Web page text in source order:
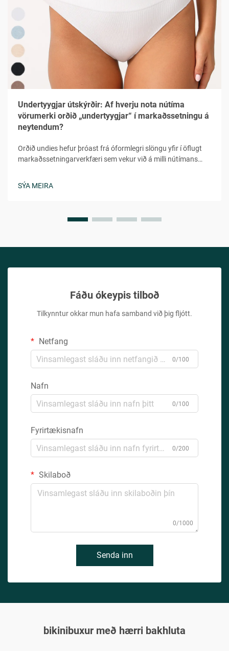
Undertyygjar útskýrðir: Af hverju nota nútíma
vörumerki orðið „undertyygjar“ í markaðssetningu á
neytendum?
Orðið undies hefur þróast frá óformlegri slöngu yfir í öflugt
markaðssetningarverkfæri sem vekur við á milli nútímans
persónulega orð veitir tilfinninguna fyrir hversdagsleit,
SÝA MEIRA
Fáðu ókeypis tilboð
Tilkynntur okkar mun hafa samband við þig fljótt.
Netfang
0/100
Nafn
0/100
Fyrirtækisnafn
0/200
Skilaboð
0/1000
Senda inn
bikinibuxur með hærri bakhluta